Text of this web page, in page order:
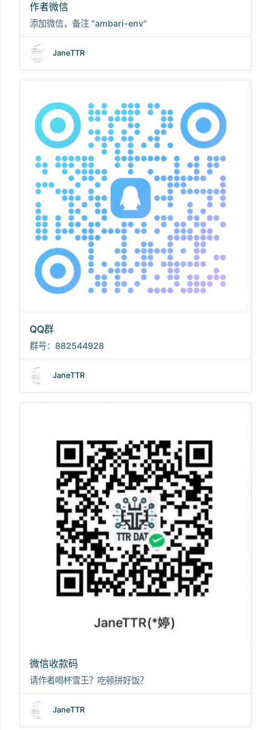
作者微信
添加微信，备注 "ambari-env"
JaneTTR
QQ群
群号：882544928
JaneTTR
微信收款码
请作者喝杯雪王？吃顿拼好饭？
JaneTTR